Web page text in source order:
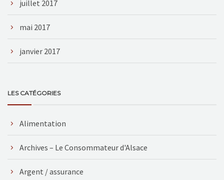
juillet 2017
mai 2017
janvier 2017
LES CATÉGORIES
Alimentation
Archives – Le Consommateur d'Alsace
Argent / assurance